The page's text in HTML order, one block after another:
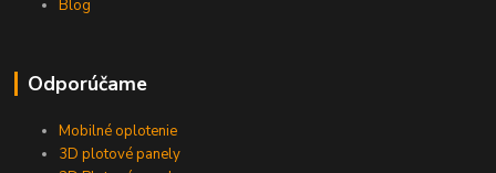
Blog
Odporúčame
Mobilné oplotenie
3D plotové panely